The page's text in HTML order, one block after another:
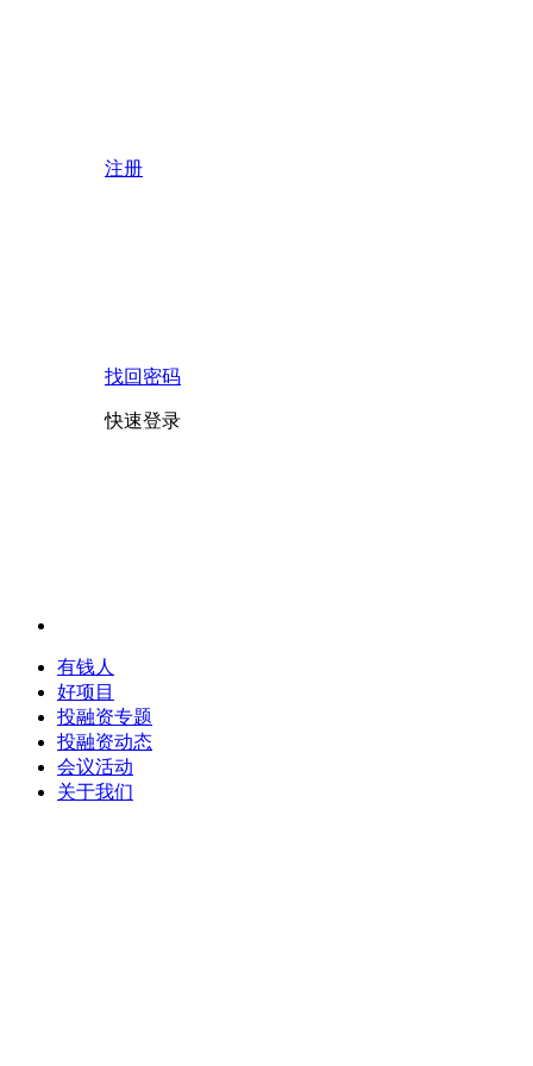
注册
找回密码
快速登录
有钱人
好项目
投融资专题
投融资动态
会议活动
关于我们